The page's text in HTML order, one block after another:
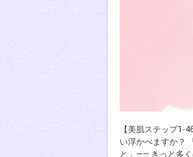
【美肌ステップ1-
い浮かべますか？
と」—— きっと多く